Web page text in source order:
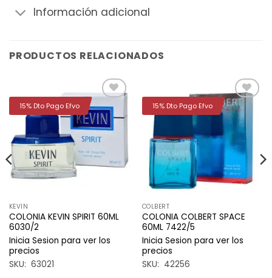
Información adicional
PRODUCTOS RELACIONADOS
Añadir
a la
lista de
deseos
KEVIN
COLONIA KEVIN SPIRIT 60ML
6030/2
Inicia Sesion para ver los
precios
SKU: 63021
15% Dto Pago Efvo
Añadir
a la
lista de
deseos
COLBERT
COLONIA COLBERT SPACE
60ML 7422/5
Inicia Sesion para ver los
precios
SKU: 42256
15% Dto Pago Efvo